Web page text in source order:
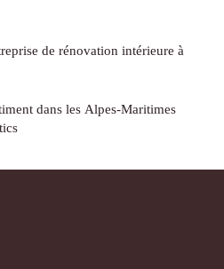
de rénovation intérieure à
dans les Alpes-Maritimes